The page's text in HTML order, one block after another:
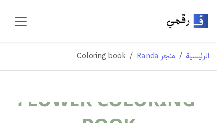
الرئيسية متجر Randa Coloring book